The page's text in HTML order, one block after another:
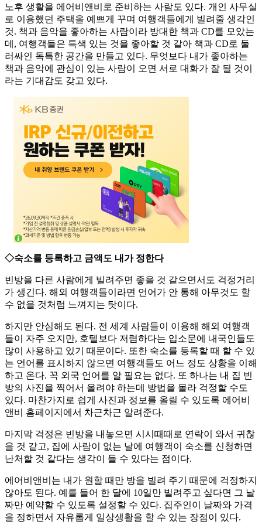
노후 생활을 에어비앤비로 준비하는 사람도 있다. 개인 사무실
로 이용했던 주택을 예쁘게 꾸며 여행객들에게 빌려줄 생각인
것. 책과 음악을 좋아하는 사람이라 방대한 책과 CD를 모았는
데, 여행객들은 특색 있는 것을 좋아할 것 같아 책과 CD로 둘
러싸인 독특한 공간을 만들고 있다. 무엇보다 내가 좋아하는
책과 음악에 관심이 있는 사람이 오면 서로 대화가 잘 될 것이
라는 기대감도 갖고 있다.
◇숙소를 등록하고 금액도 내가 정한다
빈방을 다른 사람에게 빌려주면 좋을 것 같으면서도 걱정거리
가 생긴다. 해외 여행객들이라면 언어가 안 통해 아무것도 할
수 없을 것처럼 느껴지는 탓이다.
하지만 안심해도 된다. 전 세계 사람들이 이용해 해외 여행객
들이 자주 오지만, 호텔보다 저렴하다는 입소문에 내국인들도
많이 사용하고 있기 때문이다. 또한 숙소를 등록할 때 할 수 있
는 언어를 표시하지 않으면 여행객들도 어느 정도 상황을 이해
하고 온다. 꼭 외국 언어를 알 필요는 없다. 또 하나는 내 집 빈
방의 사진을 찍어서 올려야 하는데 방법을 몰라 걱정할 수도
있다. 마찬가지로 쉽게 사진과 정보를 올릴 수 있도록 에어비
앤비 홈페이지에서 차근차근 알려준다.
마지막 걱정은 빈방을 내놓으면 시시때때로 연락이 와서 귀찮
을 것 같고, 집에 사람이 없는 날에 여행객이 숙소를 신청하면
난처할 것 같다는 생각이 들 수 있다는 점이다.
에어비앤비는 내가 원할 때만 방을 빌려 주기 때문에 걱정하지
않아도 된다. 예를 들어 한 달에 10일만 빌려주고 싶다면 그 날
짜만 예약할 수 있도록 설정할 수 있다. 집주인이 날짜와 가격
을 정하면서 자유롭게 일상생활을 할 수 있는 장점이 있다.